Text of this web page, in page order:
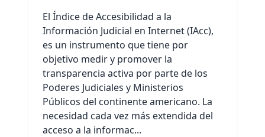
El Índice de Accesibilidad a la
Información Judicial en Internet (IAcc),
es un instrumento que tiene por
objetivo medir y promover la
transparencia activa por parte de los
Poderes Judiciales y Ministerios
Públicos del continente americano. La
necesidad cada vez más extendida del
acceso a la informac...